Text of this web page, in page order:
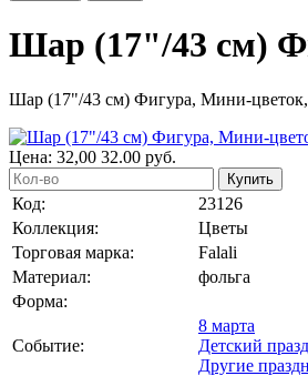
Шар (17"/43 см)
Шар (17"/43 см) Фигура, Мини-
Цена: 32,00 32.00 руб.
Купить
Код:
23126
Коллекция:
Цветы
Торговая марка:
Falali
Материал:
фольга
Форма:
Событие:
8 марта
Детский
Другие